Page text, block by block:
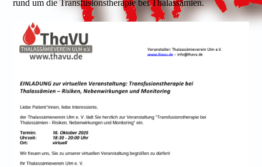
rund um die Transfusionstherapie bei Thalassämien.